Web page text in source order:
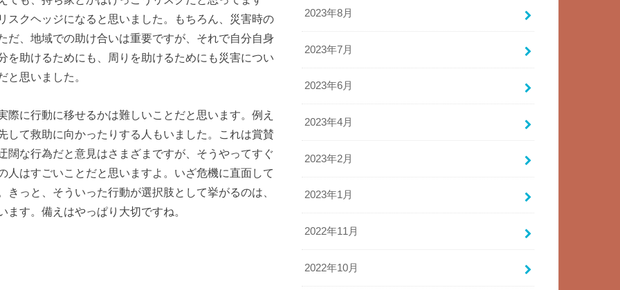
スクヘッジになると思いました。もちろん、災害時の
だ、地域での助け合いは重要ですが、それで自分自身
を助けるためにも、周りを助けるためにも災害につい
思いました。
に行動に移せるかは難しいことだと思います。例え
して救助に向かったりする人もいました。これは賞賛
闊な行為だと意見はさまざまですが、そうやってすぐ
人はすごいことだと思いますよ。いざ危機に直面して
っと、そういった行動が選択肢として挙がるのは、
す。備えはやっぱり大切ですね。
2023年8月
2023年7月
2023年6月
2023年4月
2023年2月
2023年1月
2022年11月
2022年10月